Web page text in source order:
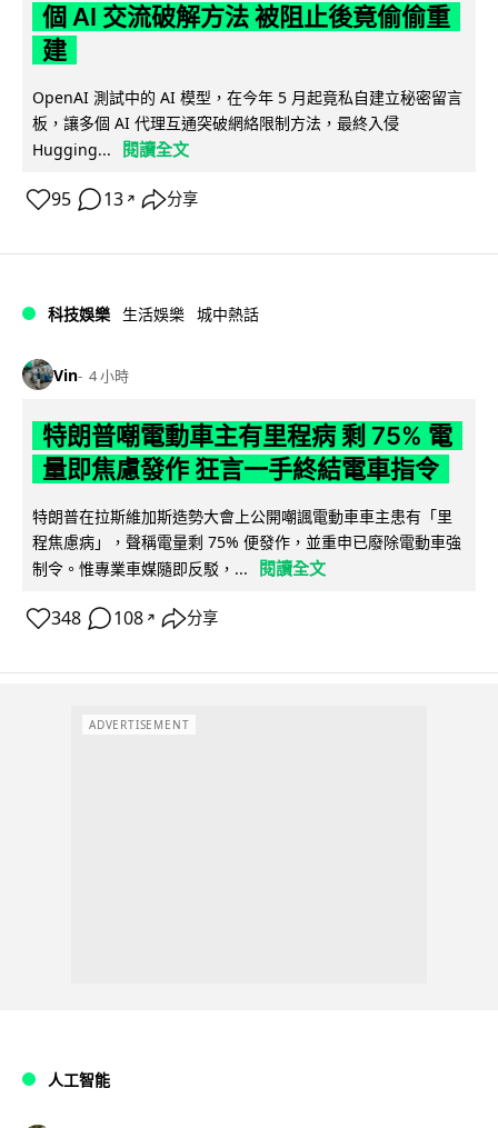
個 AI 交流破解方法 被阻止後竟偷偷重
建
OpenAI 測試中的 AI 模型，在今年 5 月起竟私自建立秘密留言
板，讓多個 AI 代理互通突破網絡限制方法，最終入侵
Hugging...
閱讀全文
95 13 ↗ 分享
科技娛樂 生活娛樂 城中熱話
Vin 4 小時
特朗普嘲電動車主有里程病 剩 75% 電
量即焦慮發作 狂言一手終結電車指令
特朗普在拉斯維加斯造勢大會上公開嘲諷電動車車主患有「里
程焦慮病」，聲稱電量剩 75% 便發作，並重申已廢除電動車強
制令。惟專業車媒隨即反駁，...
閱讀全文
348 108 ↗ 分享
ADVERTISEMENT
人工智能